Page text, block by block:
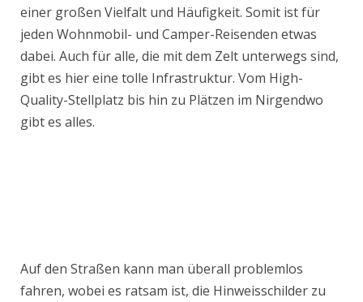
einer großen Vielfalt und Häufigkeit. Somit ist für
jeden Wohnmobil- und Camper-Reisenden etwas
dabei. Auch für alle, die mit dem Zelt unterwegs sind,
gibt es hier eine tolle Infrastruktur. Vom High-
Quality-Stellplatz bis hin zu Plätzen im Nirgendwo
gibt es alles.
Auf den Straßen kann man überall problemlos
fahren, wobei es ratsam ist, die Hinweisschilder zu